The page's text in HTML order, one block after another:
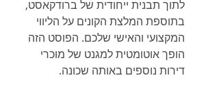
לתוך תבנית ייחודית של ברודקאסט,
בתוספת המלצת הקונים על הליווי
המקצועי והאישי שלכם. הפוסט הזה
הופך אוטומטית למגנט של מוכרי
דירות נוספים באותה שכונה.